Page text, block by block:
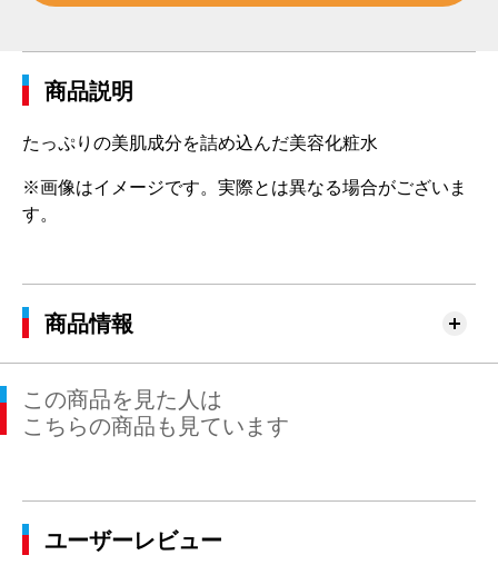
商品説明
たっぷりの美肌成分を詰め込んだ美容化粧水
※画像はイメージです。実際とは異なる場合がございま
す。
商品情報
この商品を見た人は
こちらの商品も見ています
ユーザーレビュー